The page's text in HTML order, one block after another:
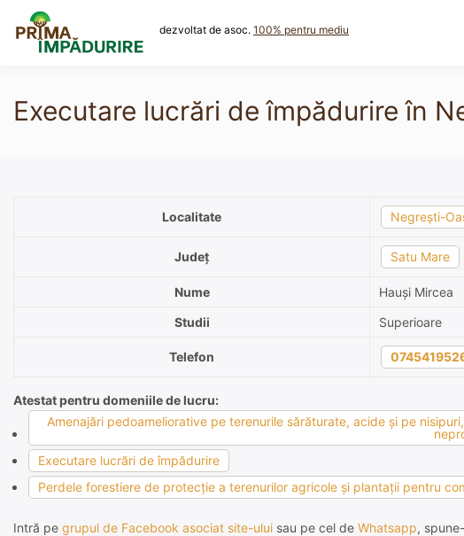
content
dezvoltat de asoc. 100% pentru mediu
Executare lucrări de împădurire în
Localitate Negrești-
Județ Satu Mare
Nume
Hauși Mircea
Studii
Superioare
Telefon
Atestat pentru domeniile de lucru:
Amenajări pedoameliorative pe terenurile sărăturate, acide şi pe
Executare lucrări de împădurire
Perdele forestiere de protecţie a terenurilor agricole şi plantaţii pentru
Intră pe grupul de Facebook asociat site-ului sau pe cel de Whatsapp,